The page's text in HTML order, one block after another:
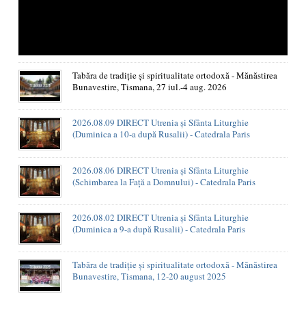
Tabăra de tradiție și spiritualitate ortodoxă - Mănăstirea
Bunavestire, Tismana, 27 iul.-4 aug. 2026
2026.08.09 DIRECT Utrenia și Sfânta Liturghie
(Duminica a 10-a după Rusalii) - Catedrala Paris
2026.08.06 DIRECT Utrenia și Sfânta Liturghie
(Schimbarea la Față a Domnului) - Catedrala Paris
2026.08.02 DIRECT Utrenia și Sfânta Liturghie
(Duminica a 9-a după Rusalii) - Catedrala Paris
Tabăra de tradiție și spiritualitate ortodoxă - Mănăstirea
Bunavestire, Tismana, 12-20 august 2025